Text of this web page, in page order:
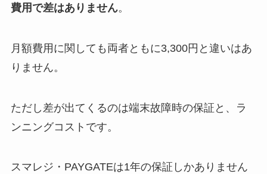
費用で差はありません。
月額費用に関しても両者ともに3,300円と違いはあ
りません。
ただし差が出てくるのは端末故障時の保証と、ラ
ンニングコストです。
スマレジ・PAYGATEは1年の保証しかありません